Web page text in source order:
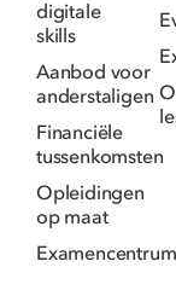
digitale
skills
Aanbod voor
anderstaligen
Financiële
tussenkomsten
Opleidingen
op maat
Examencentrum